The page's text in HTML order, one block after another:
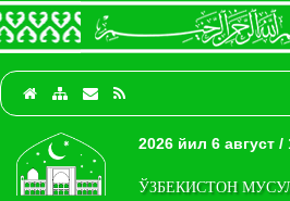
2026 йил 6 август
ЎЗБЕКИСТОН